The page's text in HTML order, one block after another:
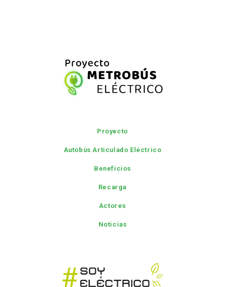
Proyecto
Autobús Articulado Eléctrico
Beneficios
Recarga
Actores
Noticias